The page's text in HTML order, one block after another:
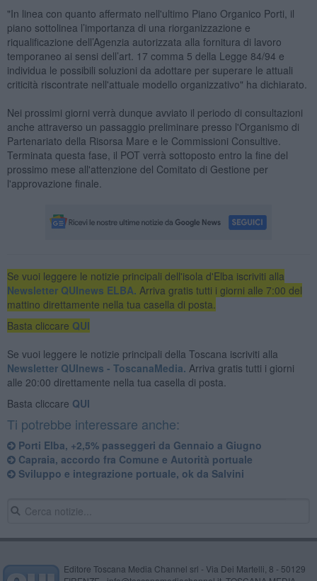
"In linea con quanto affermato nell'ultimo Piano Organico Porti, il
piano sottolinea l’importanza di una riorganizzazione e
riqualificazione dell’Agenzia autorizzata alla fornitura di lavoro
temporaneo ai sensi dell’art. 17 comma 5 della Legge 84/94 e
individua le possibili soluzioni da adottare per superare le attuali
criticità riscontrate nell'attuale modello organizzativo" ha dichiarato.
Nei prossimi giorni verrà dunque avviato il periodo di consultazioni
anche attraverso un passaggio preliminare presso l'Organismo di
Partenariato della Risorsa Mare e le Commissioni Consultive.
Terminata questa fase, il POT verrà sottoposto entro la fine del
prossimo mese all'attenzione del Comitato di Gestione per
l'approvazione finale.
Se vuoi leggere le notizie principali dell'isola d'Elba iscriviti alla
Newsletter QUInews ELBA. Arriva gratis tutti i giorni alle 7:00 del
mattino direttamente nella tua casella di posta.
Basta cliccare QUI
Se vuoi leggere le notizie principali della Toscana iscriviti alla
Newsletter QUInews - ToscanaMedia. Arriva gratis tutti i giorni
alle 20:00 direttamente nella tua casella di posta.
Basta cliccare QUI
Ti potrebbe interessare anche:
Porti Elba, +2,5% passeggeri da Gennaio a Giugno
Capraia, accordo fra Comune e Autorità portuale
Sviluppo e integrazione portuale, ok da Salvini
Editore Toscana Media Channel srl - Via Dei Martelli, 8 - 50129